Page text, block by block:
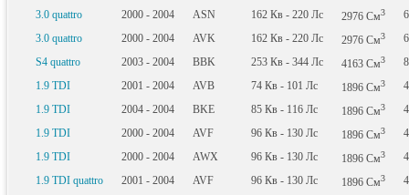
3.0 quattro
2000 - 2004 ASN 162 Кв - 220 Лс 2976 См3
6
3.0 quattro
2000 - 2004 AVK 162 Кв - 220 Лс 2976 См3
6
S4 quattro
2003 - 2004 BBK 253 Кв - 344 Лс 4163 См3
8
1.9 TDI
2001 - 2004 AVB 74 Кв - 101 Лс 1896 См3
4
1.9 TDI
2004 - 2004 BKE 85 Кв - 116 Лс 1896 См3
4
1.9 TDI
2000 - 2004 AVF 96 Кв - 130 Лс 1896 См3
4
1.9 TDI
2000 - 2004 AWX 96 Кв - 130 Лс 1896 См3
4
1.9 TDI quattro
2001 - 2004 AVF 96 Кв - 130 Лс 1896 См3
4